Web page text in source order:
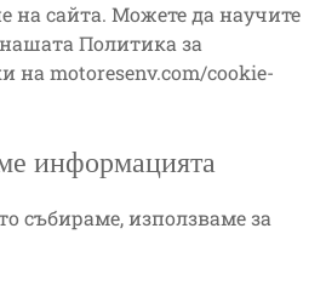
на сайта. Можете да научите
Политика за
на motoresenv.com/cookie-
информацията
събираме, използваме за